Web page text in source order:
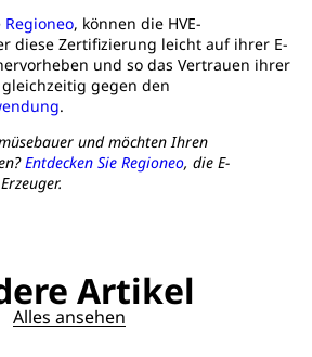
Regioneo, können die HVE-
diese Zertifizierung leicht auf ihrer E-
und so das Vertrauen ihrer
gegen den
.
und möchten Ihren
Entdecken Sie Regioneo, die E-
Artikel
Alles ansehen